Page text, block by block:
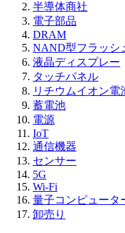
半導体商社
電子部品
DRAM
NAND型フラッシ
液晶ディスプレー
タッチパネル
リチウムイオン電
蓄電池
電源
IoT
通信機器
センサー
5G
Wi-Fi
量子コンピュータ
卸売り